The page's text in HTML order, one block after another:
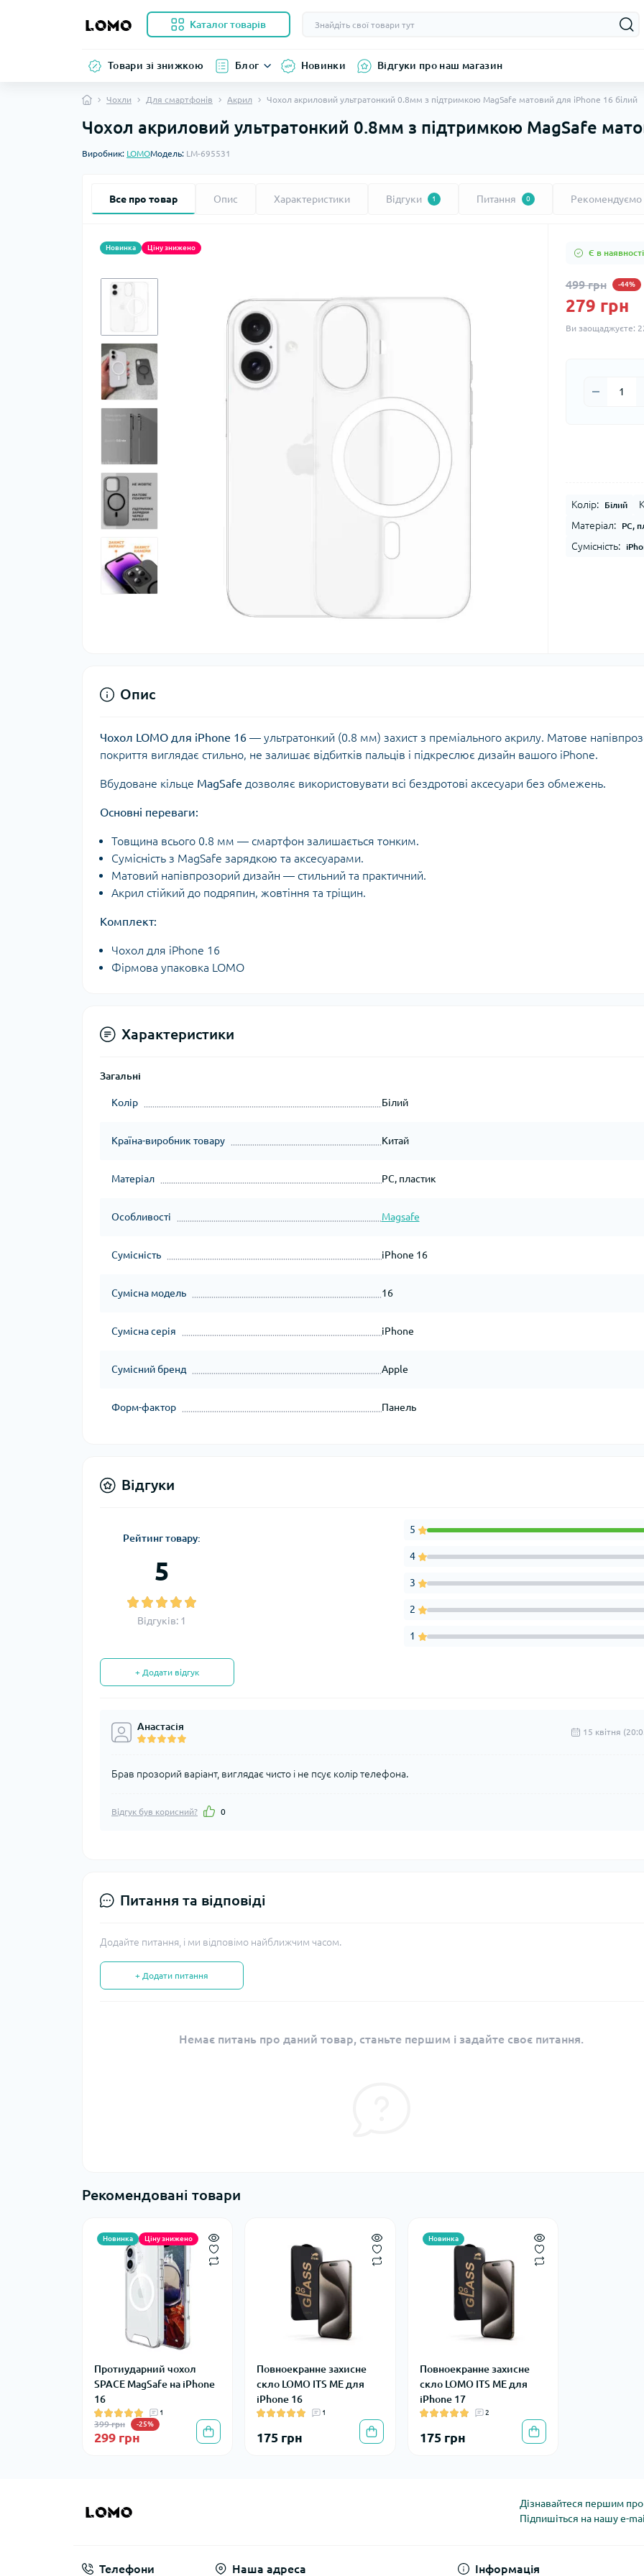
Каталог товарів
Товари зі знижкою Блог Новинки Відгуки про наш магазин
Чохли Для смартфонів Акрил Чохол акриловий ультратонкий 0.8мм з підтримкою MagSafe матовий для iPhone 16 білий
Чохол акриловий ультратонкий 0.8мм з підтримкою MagSafe
Виробник: LOMOМодель: LM-695531
Все про товар Опис Характеристики Відгуки 1 Питання 0 Рекомендуємо
Новинка Ціну знижено
Є в наявності
499 грн -44%
279 грн
Ви заощаджуєте:
Колір: Білий
Матеріал:
PC,
Сумісність:
Опис
Чохол LOMO для iPhone 16 — ультратонкий (0.8 мм) захист з преміального акрилу. Матове
покриття виглядає стильно, не залишає відбитків пальців і підкреслює дизайн вашого iPhone.
Вбудоване кільце MagSafe дозволяє використовувати всі бездротові аксесуари без обмежень.
Основні переваги:
Товщина всього 0.8 мм — смартфон залишається тонким.
Сумісність з MagSafe зарядкою та аксесуарами.
Матовий напівпрозорий дизайн — стильний та практичний.
Акрил стійкий до подряпин, жовтіння та тріщин.
Комплект:
Чохол для iPhone 16
Фірмова упаковка LOMO
Характеристики
Загальні
Колір Білий
Країна-виробник товару Китай
Матеріал PC, пластик
Особливості Magsafe
Сумісність iPhone 16
Сумісна модель 16
Сумісна серія iPhone
Сумісний бренд Apple
Форм-фактор Панель
Відгуки
Рейтинг товару:
5
Відгуків: 1
5
4
3
2
1
+ Додати відгук
Анастасія 15 квітня
Брав прозорий варіант, виглядає чисто і не псує колір телефона.
Відгук був корисний? 0
Питання та відповіді
Додайте питання, і ми відповімо найближчим часом.
+ Додати питання
Немає питань про даний товар, станьте першим і задайте своє питання.
Рекомендовані товари
Новинка Ціну знижено
Протиударний чохол
SPACE MagSafe на iPhone
16
1
399 грн -25%
299 грн
Повноекранне захисне
скло LOMO ITS ME для
iPhone 16
1
175 грн
Новинка
Повноекранне захисне
скло LOMO ITS ME для
iPhone 17
2
175 грн
Дізнавайтеся першим про
Підпишіться на нашу e-
Телефони Наша адреса Інформація